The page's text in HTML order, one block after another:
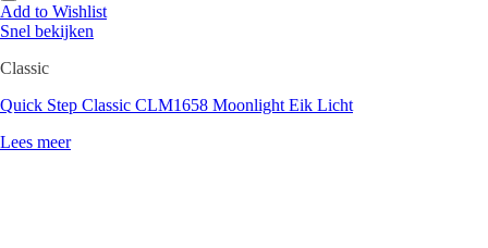
Add to Wishlist
Snel bekijken
Classic
Quick Step Classic CLM1658 Moonlight Eik Licht
Lees meer